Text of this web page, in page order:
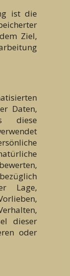
ist die
Ziel,
Daten,
diese
Lage,
dieser
oder